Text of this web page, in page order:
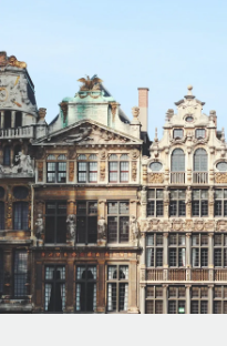
Intégrez et gérez
PEO
Sous-traitez les
INFRASTRUCTURE
Intégration
Intégrez vos RH aux
Plateforme
Des fonctions RH
CROISSANCE
Start-ups
Des solutions agiles
paie des entreprises
Entreprises
Développez vos
mesure
Découvrez les
paiement pour vos
APPRENDRE AVEC
Recherche et guides
Études de cas
Français
Deutsch
Español
Italiano
Português (Portugal)